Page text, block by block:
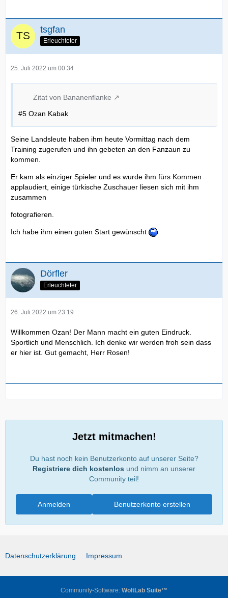
tsgfan
Erleuchteter
25. Juli 2022 um 00:34
Zitat von Bananenflanke
#5 Ozan Kabak
Seine Landsleute haben ihm heute Vormittag nach dem
Training zugerufen und ihn gebeten an den Fanzaun zu
kommen.
Er kam als einziger Spieler und es wurde ihm fürs Kommen
applaudiert, einige türkische Zuschauer liesen sich mit ihm
zusammen
fotografieren.
Ich habe ihm einen guten Start gewünscht
Dörfler
Erleuchteter
26. Juli 2022 um 23:19
Willkommen Ozan! Der Mann macht ein guten Eindruck.
Sportlich und Menschlich. Ich denke wir werden froh sein dass
er hier ist. Gut gemacht, Herr Rosen!
Jetzt mitmachen!
Du hast noch kein Benutzerkonto auf unserer Seite?
Registriere dich kostenlos und nimm an unserer
Community teil!
Benutzerkonto erstellen
Anmelden
Datenschutzerklärung Impressum
Community-Software: WoltLab Suite™